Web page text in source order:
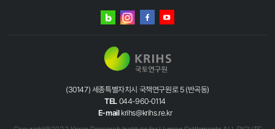
네이버
인스타그램
(30147) 세종특별자치시 국책연구원로 5 (반곡동)
TEL 044-960-0114
E-mail krihs@krihs.re.kr